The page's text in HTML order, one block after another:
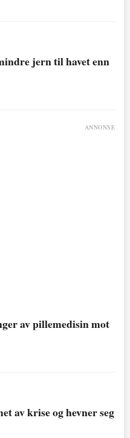
jern til havet enn
ANNONSE
av pillemedisin mot
av krise og hevner seg